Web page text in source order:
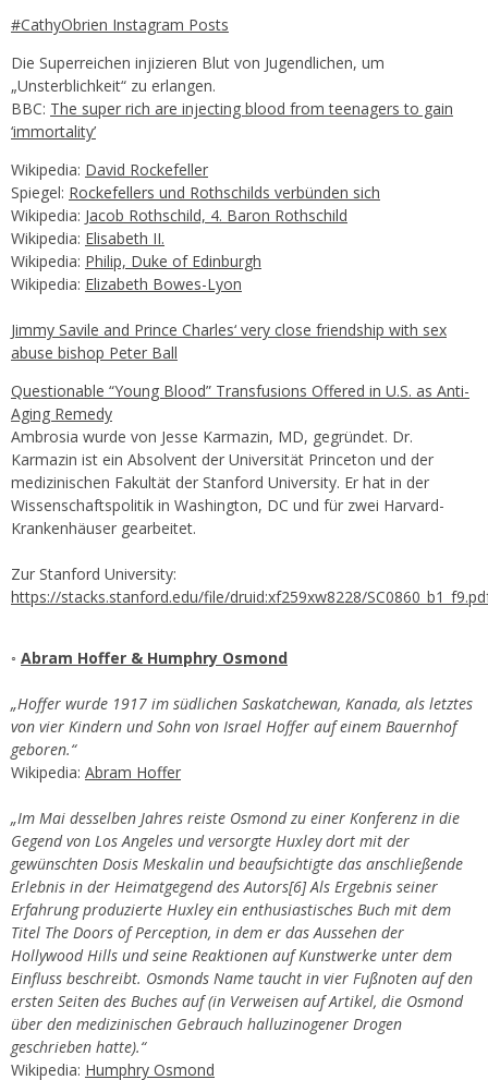
#CathyObrien Instagram Posts
Die Superreichen injizieren Blut von Jugendlichen, um
„Unsterblichkeit“ zu erlangen.
BBC: The super rich are injecting blood from teenagers to gain
‘immortality’
Wikipedia: David Rockefeller
Spiegel: Rockefellers und Rothschilds verbünden sich
Wikipedia: Jacob Rothschild, 4. Baron Rothschild
Wikipedia: Elisabeth II.
Wikipedia: Philip, Duke of Edinburgh
Wikipedia: Elizabeth Bowes-Lyon
Jimmy Savile and Prince Charles‘ very close friendship with sex
abuse bishop Peter Ball
Questionable “Young Blood” Transfusions Offered in U.S. as Anti-
Aging Remedy
Ambrosia wurde von Jesse Karmazin, MD, gegründet. Dr.
Karmazin ist ein Absolvent der Universität Princeton und der
medizinischen Fakultät der Stanford University. Er hat in der
Wissenschaftspolitik in Washington, DC und für zwei Harvard-
Krankenhäuser gearbeitet.
Zur Stanford University:
https://stacks.stanford.edu/file/druid:xf259xw8228/
◦ Abram Hoffer & Humphry Osmond
„Hoffer wurde 1917 im südlichen Saskatchewan, Kanada, als letztes
von vier Kindern und Sohn von Israel Hoffer auf einem Bauernhof
geboren.“
Wikipedia: Abram Hoffer
„Im Mai desselben Jahres reiste Osmond zu einer Konferenz in die
Gegend von Los Angeles und versorgte Huxley dort mit der
gewünschten Dosis Meskalin und beaufsichtigte das anschließende
Erlebnis in der Heimatgegend des Autors[6] Als Ergebnis seiner
Erfahrung produzierte Huxley ein enthusiastisches Buch mit dem
Titel The Doors of Perception, in dem er das Aussehen der
Hollywood Hills und seine Reaktionen auf Kunstwerke unter dem
Einfluss beschreibt. Osmonds Name taucht in vier Fußnoten auf den
ersten Seiten des Buches auf (in Verweisen auf Artikel, die Osmond
über den medizinischen Gebrauch halluzinogener Drogen
geschrieben hatte).“
Wikipedia: Humphry Osmond